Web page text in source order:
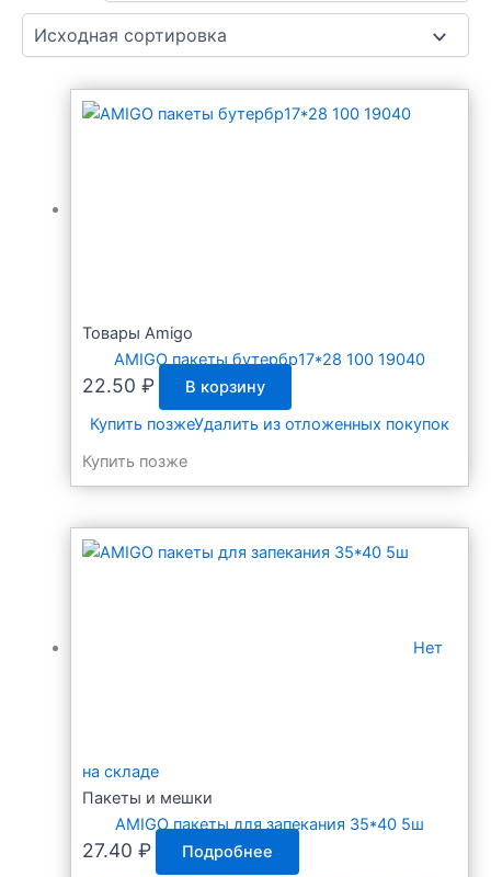
Товары Amigo
AMIGO пакеты бутербр17*28 100 19040
22.50 ₽
В корзину
Купить позжеУдалить из отложенных покупок
Купить позже
Нет
на складе
Пакеты и мешки
AMIGO пакеты для запекания 35*40 5ш
27.40 ₽
Подробнее